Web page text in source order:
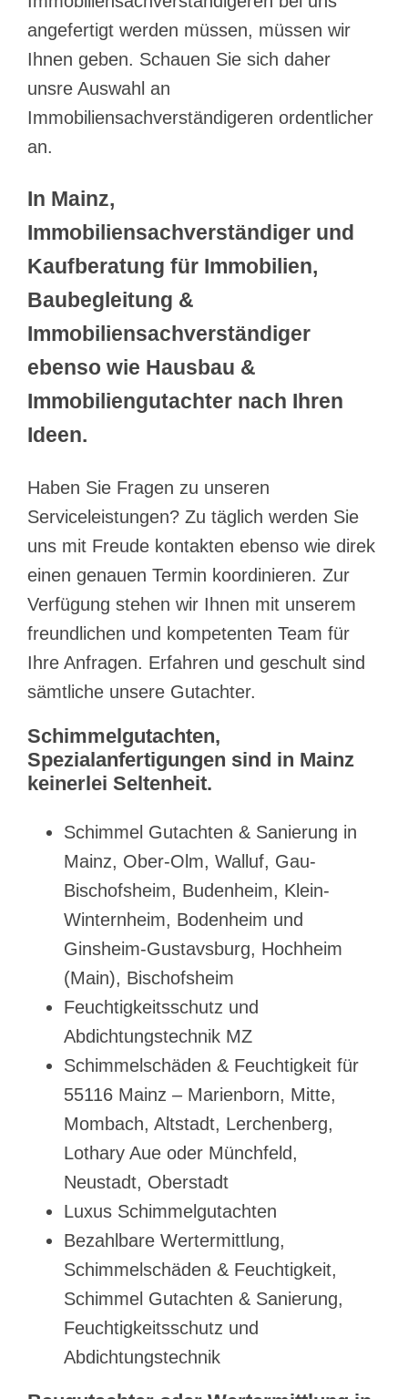
angefertigt werden müssen, müssen wir
Ihnen geben. Schauen Sie sich daher
unsre Auswahl an
Immobiliensachverständigeren ordentlicher
an.
In Mainz,
Immobiliensachverständiger und
Kaufberatung für Immobilien,
Baubegleitung &
Immobiliensachverständiger
ebenso wie Hausbau &
Immobiliengutachter nach Ihren
Ideen.
Haben Sie Fragen zu unseren
Serviceleistungen? Zu täglich werden Sie
uns mit Freude kontakten ebenso wie direk
einen genauen Termin koordinieren. Zur
Verfügung stehen wir Ihnen mit unserem
freundlichen und kompetenten Team für
Ihre Anfragen. Erfahren und geschult sind
sämtliche unsere Gutachter.
Schimmelgutachten,
Spezialanfertigungen sind in Mainz
keinerlei Seltenheit.
Schimmel Gutachten & Sanierung in
Mainz, Ober-Olm, Walluf, Gau-
Bischofsheim, Budenheim, Klein-
Winternheim, Bodenheim und
Ginsheim-Gustavsburg, Hochheim
(Main), Bischofsheim
Feuchtigkeitsschutz und
Abdichtungstechnik MZ
Schimmelschäden & Feuchtigkeit für
55116 Mainz – Marienborn, Mitte,
Mombach, Altstadt, Lerchenberg,
Lothary Aue oder Münchfeld,
Neustadt, Oberstadt
Luxus Schimmelgutachten
Bezahlbare Wertermittlung,
Schimmelschäden & Feuchtigkeit,
Schimmel Gutachten & Sanierung,
Feuchtigkeitsschutz und
Abdichtungstechnik